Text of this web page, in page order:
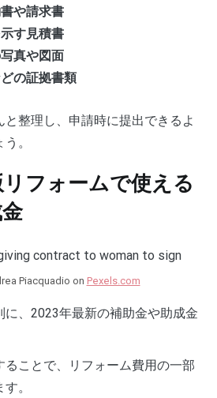
や請求書
す見積書
真や図面
の証拠書類
と整理し、申請時に提出できるよ
。
フォームで使える
Piacquadio on Pexels.com
に、2023年最新の補助金や助成金
ることで、リフォーム費用の一部
。